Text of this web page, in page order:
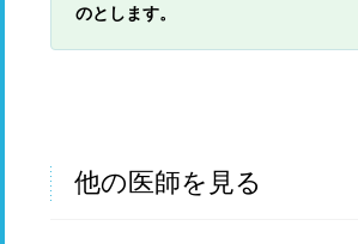
のとします。
他の医師を見る